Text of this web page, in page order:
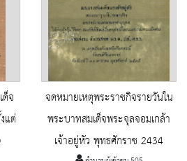
จ
แต่
จดหมายเหตุพระราชกิจรายวันใน
พระบาทสมเด็จพระจุลจอมเกล้า
เจ้าอยู่หัว พุทธศักราช 2434